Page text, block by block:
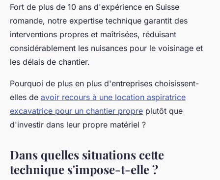
Fort de plus de 10 ans d'expérience en Suisse
romande, notre expertise technique garantit des
interventions propres et maîtrisées, réduisant
considérablement les nuisances pour le voisinage et
les délais de chantier.
Pourquoi de plus en plus d'entreprises choisissent-
elles de avoir recours à une location aspiratrice
excavatrice pour un chantier propre plutôt que
d'investir dans leur propre matériel ?
Dans quelles situations cette
technique s'impose-t-elle ?